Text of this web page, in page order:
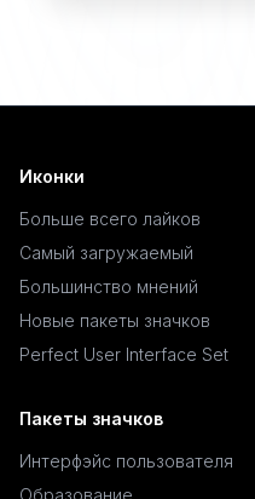
Иконки
Больше всего лайков
Самый загружаемый
Большинство мнений
Новые пакеты значков
Perfect User Interface Set
Пакеты значков
Интерфэйс пользователя
Образование